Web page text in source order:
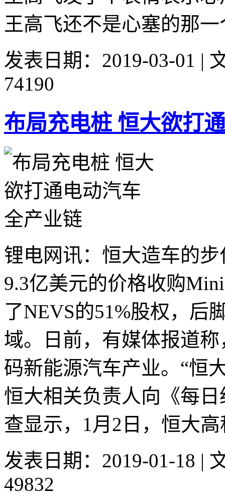
王高飞还不是心塞的那
发表日期：2019-03-01 |
74190
布局充电桩 恒大欲打
锂电网讯：恒大造车的
9.3亿美元的价格收购
了NEVS的51%股权，后
域。日前，有媒体报道
码新能源汽车产业。“恒
恒大相关负责人向《每
查显示，1月2日，恒大
发表日期：2019-01-18 |
49832